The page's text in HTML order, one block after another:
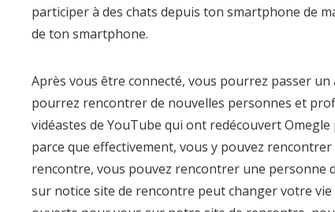
participer à des chats depuis ton smartphone de
de ton smartphone.
Après vous être connecté, vous pourrez passer
pourrez rencontrer de nouvelles personnes et
vidéastes de YouTube qui ont redécouvert
parce que effectivement, vous y pouvez
rencontre, vous pouvez rencontrer une personne
sur notice site de rencontre peut changer votre